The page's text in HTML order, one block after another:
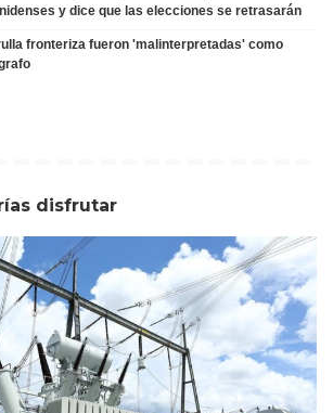
y dice que las elecciones se retrasarán
fronteriza fueron 'malinterpretadas' como
disfrutar